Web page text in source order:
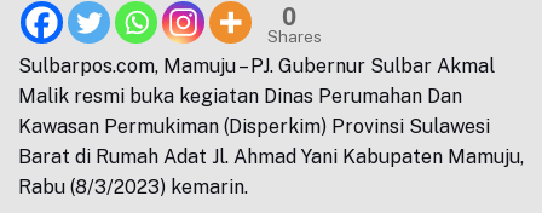
0
Shares
Sulbarpos.com, Mamuju – PJ. Gubernur Sulbar Akmal
Malik resmi buka kegiatan Dinas Perumahan Dan
Kawasan Permukiman (Disperkim) Provinsi Sulawesi
Barat di Rumah Adat Jl. Ahmad Yani Kabupaten Mamuju,
Rabu (8/3/2023) kemarin.